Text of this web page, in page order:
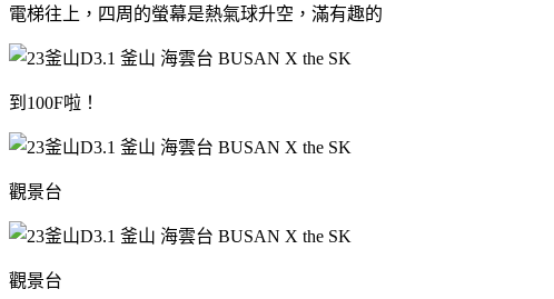
電梯往上，四周的螢幕是熱氣球升空，滿有趣的
到100F啦！
觀景台
觀景台